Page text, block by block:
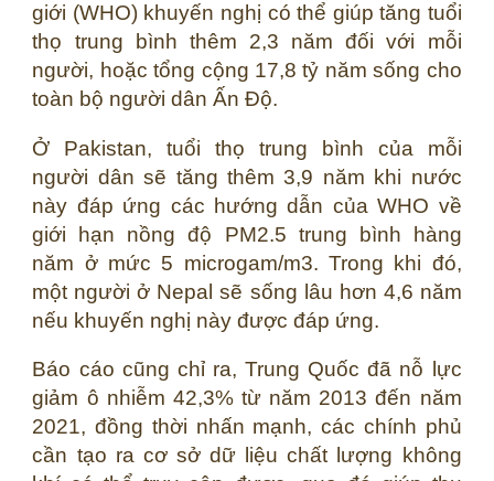
giới (WHO) khuyến nghị có thể giúp tăng tuổi
thọ trung bình thêm 2,3 năm đối với mỗi
người, hoặc tổng cộng 17,8 tỷ năm sống cho
toàn bộ người dân Ấn Độ.
Ở Pakistan, tuổi thọ trung bình của mỗi
người dân sẽ tăng thêm 3,9 năm khi nước
này đáp ứng các hướng dẫn của WHO về
giới hạn nồng độ PM2.5 trung bình hàng
năm ở mức 5 microgam/m3. Trong khi đó,
một người ở Nepal sẽ sống lâu hơn 4,6 năm
nếu khuyến nghị này được đáp ứng.
Báo cáo cũng chỉ ra, Trung Quốc đã nỗ lực
giảm ô nhiễm 42,3% từ năm 2013 đến năm
2021, đồng thời nhấn mạnh, các chính phủ
cần tạo ra cơ sở dữ liệu chất lượng không